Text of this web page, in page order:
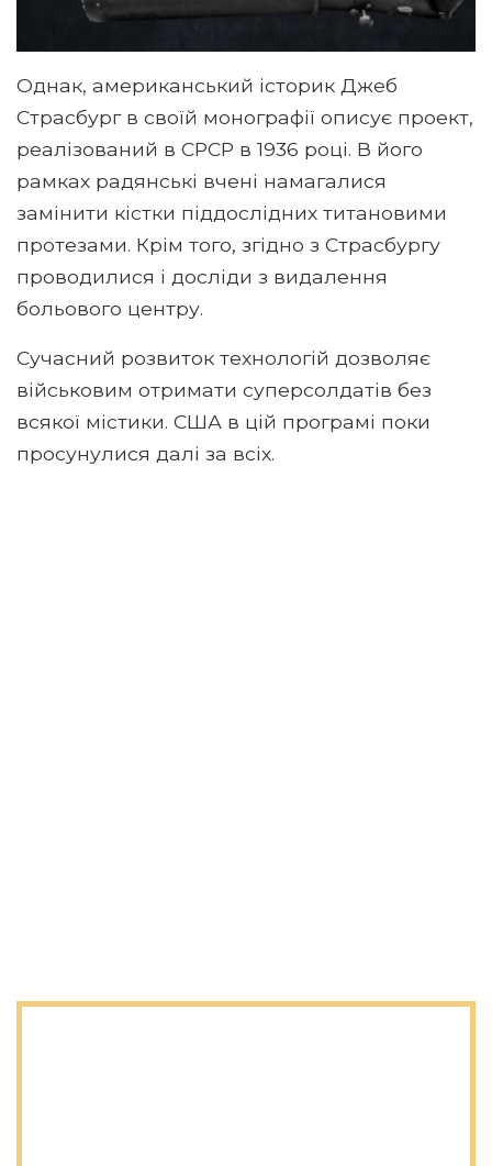
Однак, американський історик Джеб
Страсбург в своїй монографії описує проект,
реалізований в СРСР в 1936 році. В його
рамках радянські вчені намагалися
замінити кістки піддослідних титановими
протезами. Крім того, згідно з Страсбургу
проводилися і досліди з видалення
больового центру.
Сучасний розвиток технологій дозволяє
військовим отримати суперсолдатів без
всякої містики. США в цій програмі поки
просунулися далі за всіх.